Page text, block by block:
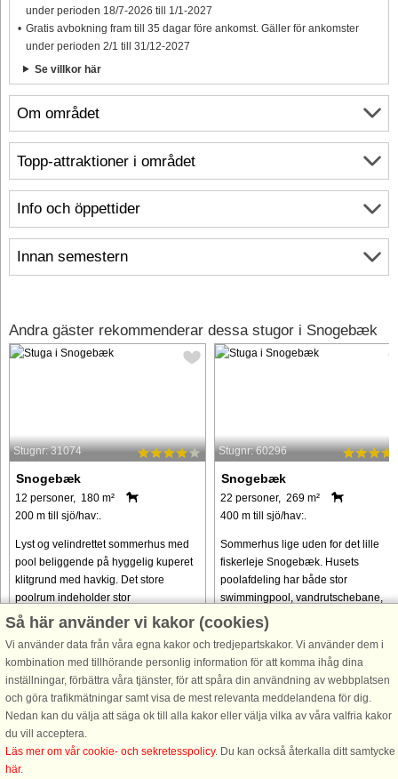
Om området
Info och öppettider
Innan semestern
under perioden 18/7-2026 till 1/1-2027
Gratis avbokning fram till 35 dagar före ankomst. Gäller för ankomster
under perioden 2/1 till 31/12-2027
Se villkor här
Topp-attraktioner i området
Andra gäster rekommenderar dessa stugor i Snogebæk
Stugnr: 31074
Snogebæk
12 personer, 180 m²
200 m till sjö/hav:.
Lyst og velindrettet sommerhus med
pool beliggende på hyggelig kuperet
klitgrund med havkig. Det store
poolrum indeholder stor
swimmingpool på 7 x 2,5 x 1,6 meter.
mulighed ...
från 10.206 SEK
Stugnr: 60296
Snogebæk
22 personer, 269 m²
400 m till sjö/hav:.
Sommerhus lige uden for det lille
fiskerleje Snogebæk. Husets
poolafdeling har både stor
swimmingpool, vandrutschebane,
svømmetræner, stort indbygget
spabad og sauna med plads til 4-6
personer. Swimmingpoolen ...
från 28.478 SEK
Så här använder vi kakor (cookies)
Vi använder data från våra egna kakor och tredjepartskakor. Vi använder dem i
kombination med tillhörande personlig information för att komma ihåg dina
inställningar, förbättra våra tjänster, för att spåra din användning av webbplatsen
och göra trafikmätningar samt visa de mest relevanta meddelandena för dig.
Nedan kan du välja att säga ok till alla kakor eller välja vilka av våra valfria kakor
du vill acceptera.
Läs mer om vår cookie- och sekretesspolicy. Du kan också återkalla ditt samtycke
här.